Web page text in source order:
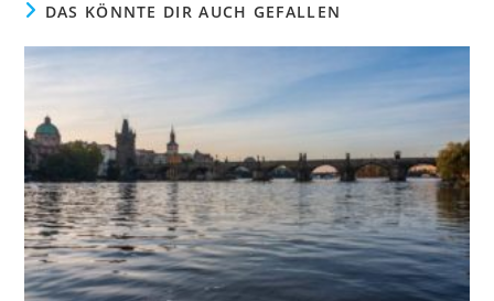
DAS KÖNNTE DIR AUCH GEFALLEN